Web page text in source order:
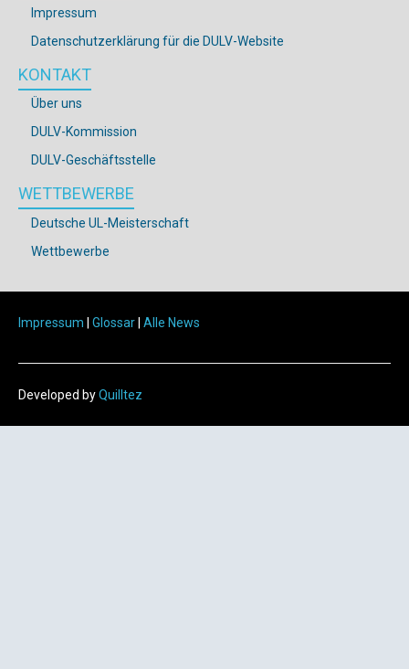
Impressum
Datenschutzerklärung für die DULV-Website
KONTAKT
Über uns
DULV-Kommission
DULV-Geschäftsstelle
WETTBEWERBE
Deutsche UL-Meisterschaft
Wettbewerbe
Impressum | Glossar| Alle News
Developed byQuilltez